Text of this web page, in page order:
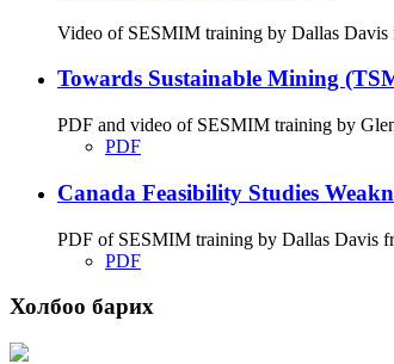
Video of SESMIM training by Dallas Davis
Towards Sustainable Mining
PDF and video of SESMIM training by
PDF
Canada Feasibility Studies
PDF of SESMIM training by Dallas Davis
PDF
Холбоо барих